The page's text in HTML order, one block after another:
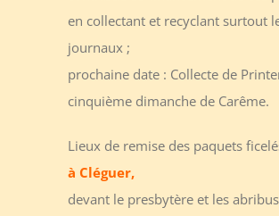
en collectant et recyclant surtout
journaux ;
prochaine date : Collecte de
cinquième dimanche de Carême.
Lieux de remise des paquets
à Cléguer,
devant le presbytère et les